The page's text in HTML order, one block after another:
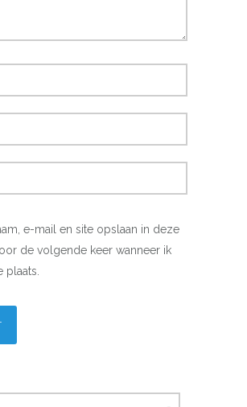
e-mail en site opslaan in deze
de volgende keer wanneer ik
plaats.